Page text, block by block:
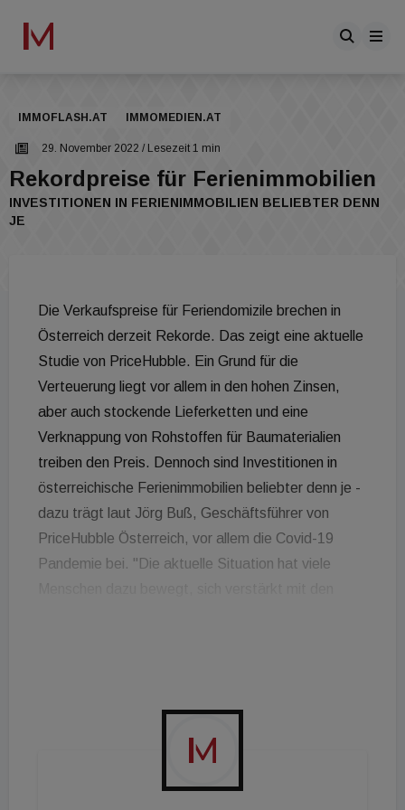
IMMOFLASH.AT IMMOMEDIEN.AT
29. November 2022 / Lesezeit 1 min
Rekordpreise für Ferienimmobilien
INVESTITIONEN IN FERIENIMMOBILIEN BELIEBTER DENN
JE
Die Verkaufspreise für Feriendomizile brechen in
Österreich derzeit Rekorde. Das zeigt eine aktuelle
Studie von PriceHubble. Ein Grund für die
Verteuerung liegt vor allem in den hohen Zinsen,
aber auch stockende Lieferketten und eine
Verknappung von Rohstoffen für Baumaterialien
treiben den Preis. Dennoch sind Investitionen in
österreichische Ferienimmobilien beliebter denn je -
dazu trägt laut Jörg Buß, Geschäftsführer von
PriceHubble Österreich, vor allem die Covid-19
Pandemie bei. "Die aktuelle Situation hat viele
nach Region höhere Preise in Kauf nehmen", sagt
er. Wie sich die Preise für Objekte in begehrten
Ferienregionen in Österreich entwickelt haben, hat
das Schweizer PropTech PriceHubble im Zuge einer